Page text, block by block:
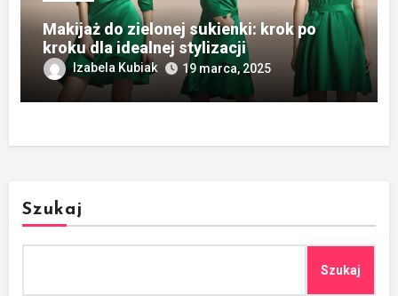
Makijaż do zielonej sukienki: krok po
kroku dla idealnej stylizacji
Izabela Kubiak 19 marca, 2025
Szukaj
Szukaj